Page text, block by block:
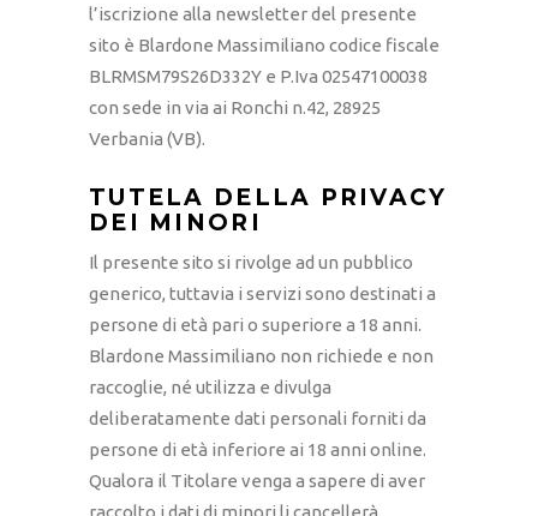
l’iscrizione alla newsletter del presente
sito è Blardone Massimiliano codice fiscale
BLRMSM79S26D332Y e P.Iva 02547100038
con sede in via ai Ronchi n.42, 28925
Verbania (VB).
TUTELA DELLA PRIVACY
DEI MINORI
Il presente sito si rivolge ad un pubblico
generico, tuttavia i servizi sono destinati a
persone di età pari o superiore a 18 anni.
Blardone Massimiliano non richiede e non
raccoglie, né utilizza e divulga
deliberatamente dati personali forniti da
persone di età inferiore ai 18 anni online.
Qualora il Titolare venga a sapere di aver
raccolto i dati di minori li cancellerà